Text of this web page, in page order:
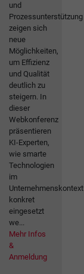
und
Prozessunterstützung
zeigen sich
neue
Möglichkeiten,
um Effizienz
und Qualität
deutlich zu
steigern. In
dieser
Webkonferenz
präsentieren
KI-Experten,
wie smarte
Technologien
im
Unternehmenskontext
konkret
eingesetzt
we...
Mehr Infos
&
Anmeldung